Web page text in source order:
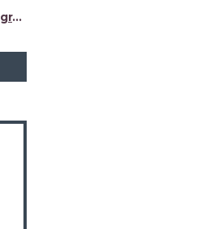
Blus S T R Å 100% lin -grafitgrått (charcoal)-